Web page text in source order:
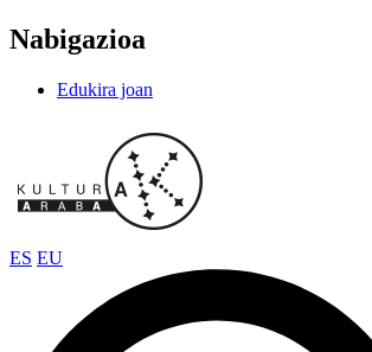
Nabigazioa
Edukira joan
ES EU